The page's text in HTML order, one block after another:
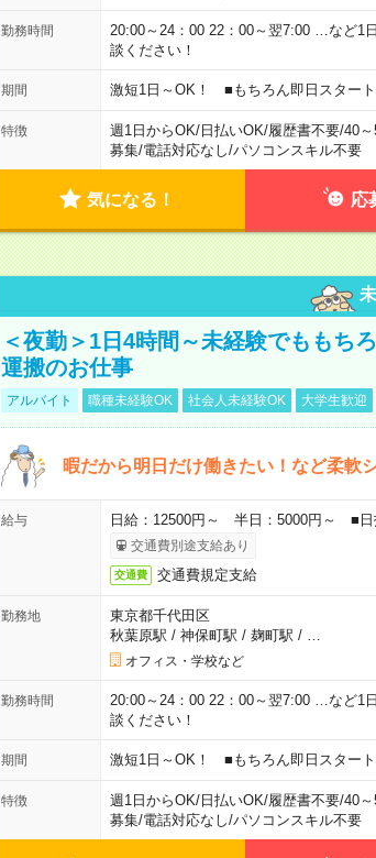
勤務時間
20:00～24：00 22：00～翌7:00 …など1
談ください！
期間 激短1日～OK！ ■もちろん即日スター
特徴 週1日からOK/日払いOK/履歴書不要/40
募集/電話対応なし/パソコンスキル不要
気になる！ 応
＜夜勤＞1日4時間～未経験でももち
運搬のお仕事
アルバイト 職種未経験OK 社会人未経験OK 大学生歓迎
暇だから明日だけ働きたい！など柔軟
給与 日給：12500円～ 半日：5000円～ ■日
交通費別途支給あり
交通費 交通費規定支給
勤務地
東京都千代田区
秋葉原駅 / 神保町駅 / 麹町駅 /
オフィス・学校など
勤務時間
20:00～24：00 22：00～翌7:00 …など1
談ください！
期間 激短1日～OK！ ■もちろん即日スター
特徴 週1日からOK/日払いOK/履歴書不要/40
募集/電話対応なし/パソコンスキル不要